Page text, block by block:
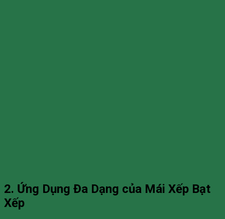
2. Ứng Dụng Đa Dạng của Mái Xếp Bạt
Xếp